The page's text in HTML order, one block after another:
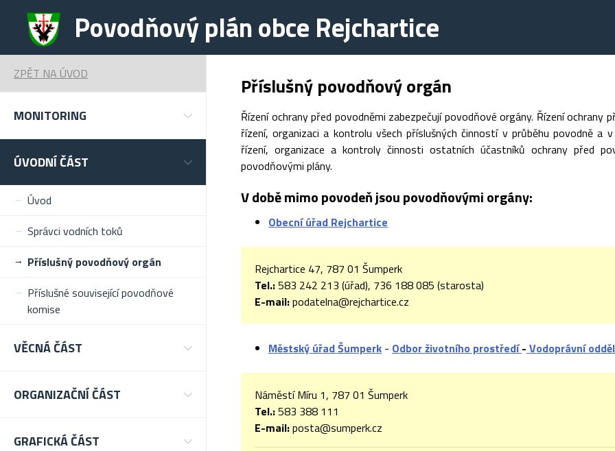
Povodňový plán obce Rejchartice
ZPĚT NA ÚVOD
MONITORING
ÚVODNÍ ČÁST
Úvod
Správci vodních toků
Příslušný povodňový orgán
Příslušné související povodňové
komise
VĚCNÁ ČÁST
ORGANIZAČNÍ ČÁST
GRAFICKÁ ČÁST
Příslušný povodňový orgán
Řízení ochrany před povodněmi zabezpečují povodňové orgány. Řízení
řízení, organizaci a kontrolu všech příslušných činností v průběhu povodně a
řízení, organizace a kontroly činnosti ostatních účastníků ochrany před
povodňovými plány.
V době mimo povodeň jsou povodňovými orgány:
Obecní úřad Rejchartice
Rejchartice 47, 787 01 Šumperk
Tel.:583 242 213 (úřad), 736 188 085 (starosta)
E-mail:podatelna@rejchartice.cz
Městský úřad Šumperk - Odbor životního prostředí- Vodoprávní
Náměstí Míru 1, 787 01 Šumperk
Tel.:583 388 111
E-mail:posta@sumperk.cz